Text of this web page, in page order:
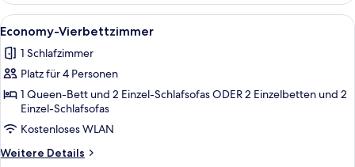
Alle
Fotos
für
Economy-
Vierbettzimmer
anzeigen
Ein Hotelzimmer mit einem großen
5
Economy-Vierbettzimmer
1 Schlafzimmer
Platz für 4 Personen
1 Queen-Bett und 2 Einzel-Schlafsofas ODER 2 Einzelbetten und 2
Einzel-Schlafsofas
Kostenloses WLAN
Weitere Details
Weitere